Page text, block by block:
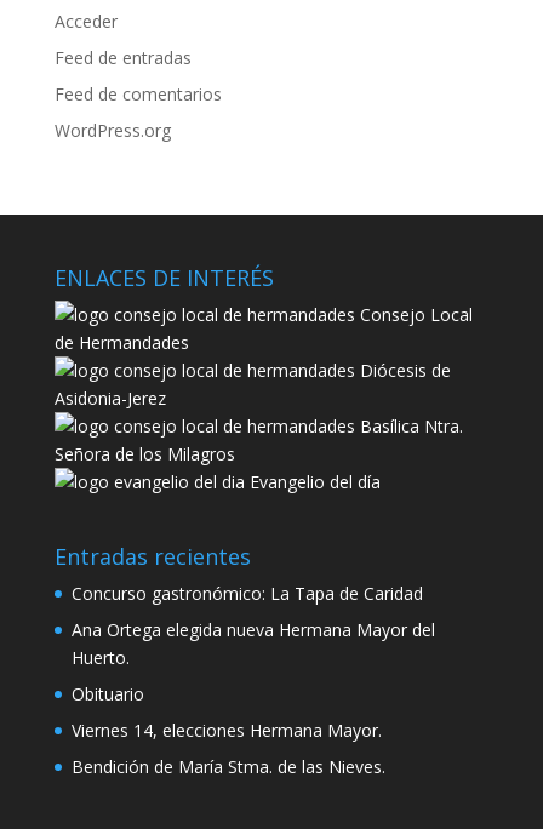
Acceder
Feed de entradas
Feed de comentarios
WordPress.org
ENLACES DE INTERÉS
Consejo Local
de Hermandades
Diócesis de
Asidonia-Jerez
Basílica Ntra.
Señora de los Milagros
Evangelio del día
Entradas recientes
Concurso gastronómico: La Tapa de Caridad
Ana Ortega elegida nueva Hermana Mayor del
Huerto.
Obituario
Viernes 14, elecciones Hermana Mayor.
Bendición de María Stma. de las Nieves.